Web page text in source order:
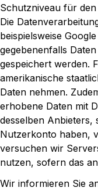
Schutzniveau für
Die
beispielsweise
gegebenenfalls
gespeichert werden.
amerikanische
Daten nehmen.
erhobene Daten mit
desselben Anbieters,
Nutzerkonto haben,
versuchen wir
nutzen, sofern das
Wir informieren Sie